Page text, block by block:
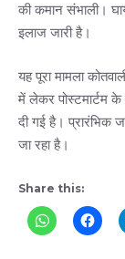
की कमान संभाली।
इलाज जारी है।
यह पूरा मामला
में लेकर पोस्टमार्टम
दी गई है। प्रारंभिक
जा रहा है।
Share this: